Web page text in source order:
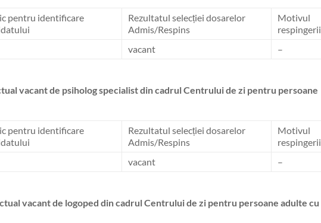
pentru identificare
Rezultatul selecției dosarelor
Admis/Respins
Motivul
respingerii
vacant –
vacant de psiholog specialist din cadrul Centrului de zi pentru persoane
pentru identificare
Rezultatul selecției dosarelor
Admis/Respins
Motivul
respingerii
vacant –
vacant de logoped din cadrul Centrului de zi pentru persoane adulte cu